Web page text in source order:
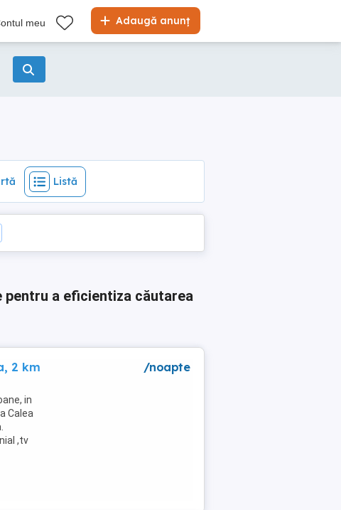
Adaugă anunț
meu Listă
Listă
a eficientiza căutarea
2 km
in
Calea
,tv
/noapte